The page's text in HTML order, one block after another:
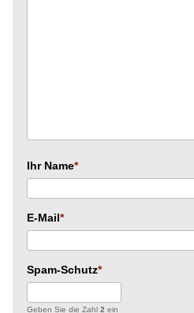
Ihr Name
E-Mail
Spam-Schutz
Geben Sie die Zahl 2 ein